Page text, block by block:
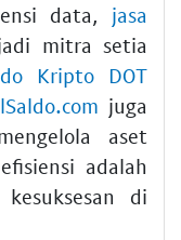
data, jasa
mitra setia
Kripto DOT
juga
aset
adalah
di